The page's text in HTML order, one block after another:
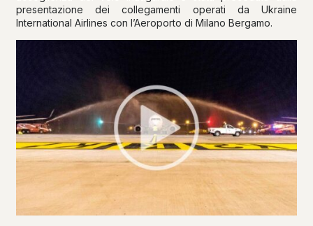
presentazione dei collegamenti operati da Ukraine
International Airlines con l’Aeroporto di Milano Bergamo.